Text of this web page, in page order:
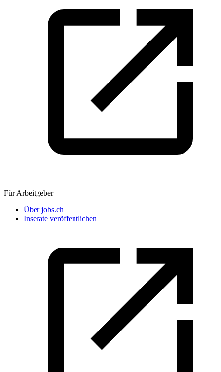
Für Arbeitgeber
Über jobs.ch
Inserate veröffentlichen